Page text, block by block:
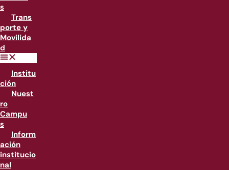
s
Trans
porte y
Movilida
d
Institu
ción
Nuest
ro
Campu
s
Inform
ación
institucio
nal